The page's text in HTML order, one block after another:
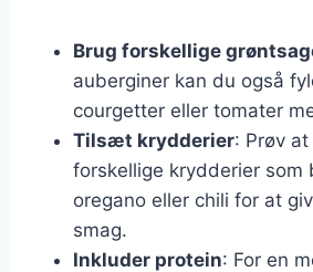
Brug forskellige
auberginer kan du også
courgetter eller tomater
Tilsæt krydderier: Prøv
forskellige krydderier som
oregano eller chili for at
smag.
Inkluder protein: For en